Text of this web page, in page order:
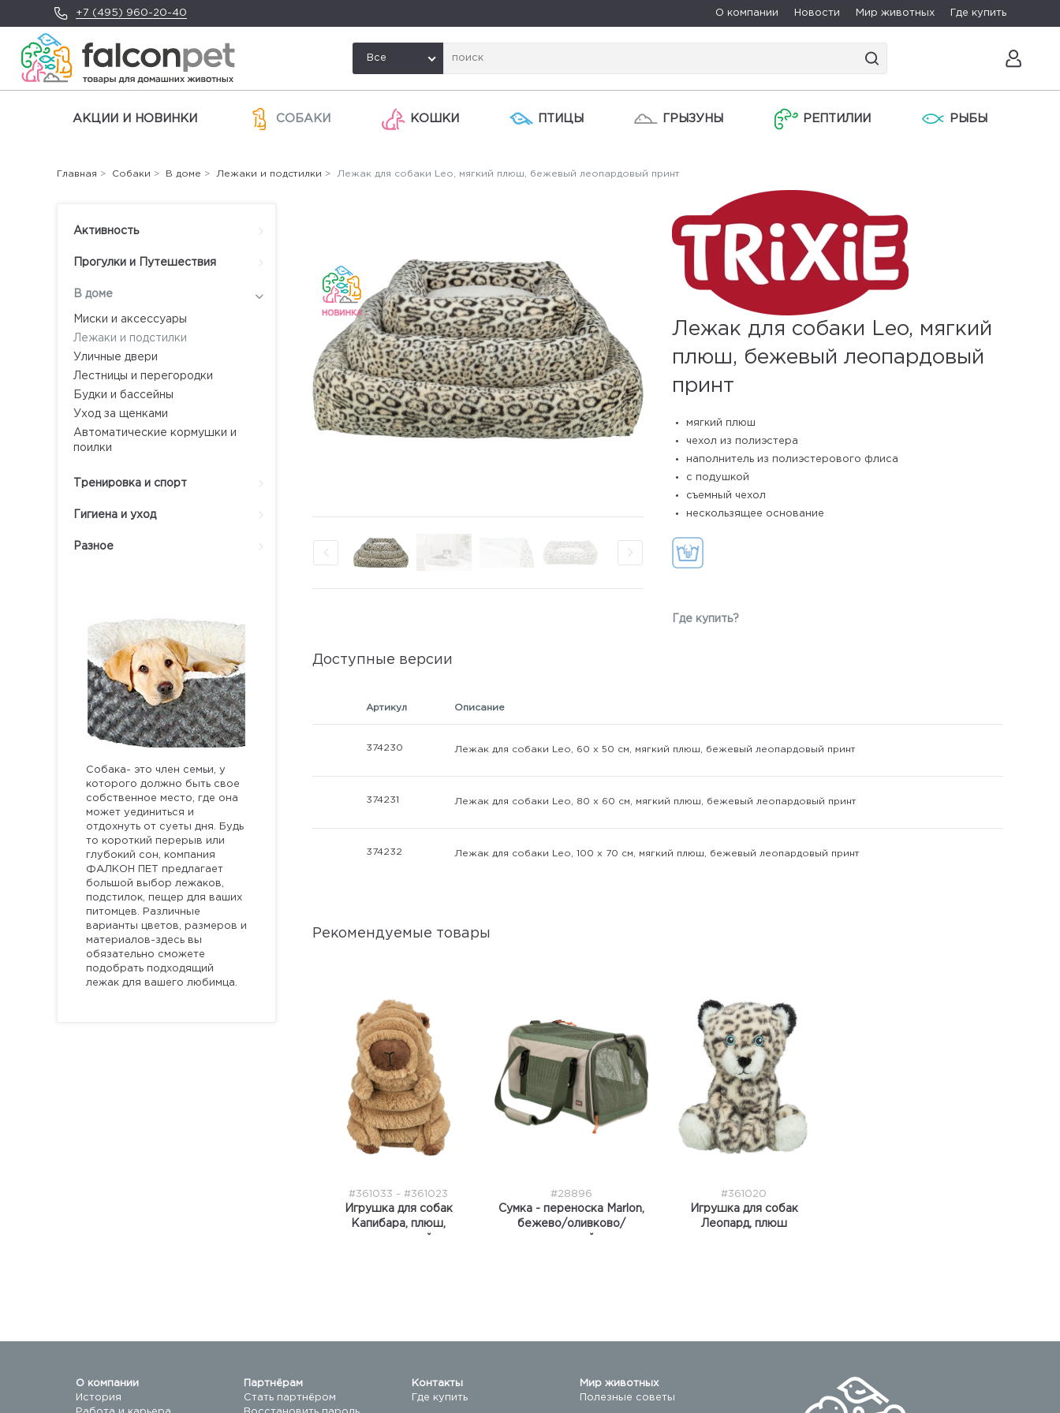
+7 (495) 960-20-40 О компании Новости Мир животных Где купить
Все
АКЦИИ И НОВИНКИ СОБАКИ КОШКИ ПТИЦЫ ГРЫЗУНЫ РЕПТИЛИИ РЫБЫ
Активность
Прогулки и Путешествия
В доме
Миски и аксессуары
Лежаки и подстилки
Уличные двери
Лестницы и перегородки
Будки и бассейны
Уход за щенками
Автоматические кормушки и
поилки
Тренировка и спорт
Гигиена и уход
Разное
Собака- это член семьи, у
которого должно быть свое
собственное место, где она
может уединиться и
отдохнуть от суеты дня. Будь
то короткий перерыв или
глубокий сон, компания
ФАЛКОН ПЕТ предлагает
большой выбор лежаков,
подстилок, пещер для ваших
питомцев. Различные
варианты цветов, размеров и
материалов-здесь вы
обязательно сможете
подобрать подходящий
лежак для вашего любимца.
Главная > Собаки > В доме > Лежаки и подстилки > Лежак для собаки Leo, мягкий плюш, бежевый леопардовый принт
Лежак для собаки Leo, мягкий
плюш, бежевый леопардовый
принт
мягкий плюш
чехол из полиэстера
наполнитель из полиэстерового флиса
с подушкой
съемный чехол
нескользящее основание
Где купить?
Доступные версии
Артикул Описание
374230 Лежак для собаки Leo, 60 х 50 см, мягкий плюш, бежевый леопардовый принт
374231 Лежак для собаки Leo, 80 х 60 см, мягкий плюш, бежевый леопардовый принт
374232 Лежак для собаки Leo, 100 х 70 см, мягкий плюш, бежевый леопардовый принт
Рекомендуемые товары
#361033 - #361023
Игрушка для собак
Капибара, плюш,
#28896
Сумка - переноска Marlon,
бежево/оливково/
#361020
Игрушка для собак
Леопард, плюш
О компании
История
Партнёрам
Стать партнёром
Контакты
Где купить
Мир животных
Полезные советы